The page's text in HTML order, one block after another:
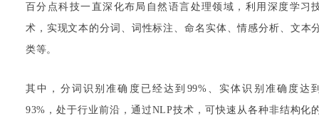
百分点科技一直深化布局自然语言处理领域，利用深度学习
术，实现文本的分词、词性标注、命名实体、情感分析、文本
类等。
其中，分词识别准确度已经达到99%、实体识别准确度达
93%，处于行业前沿，通过NLP技术，可快速从各种非结构化